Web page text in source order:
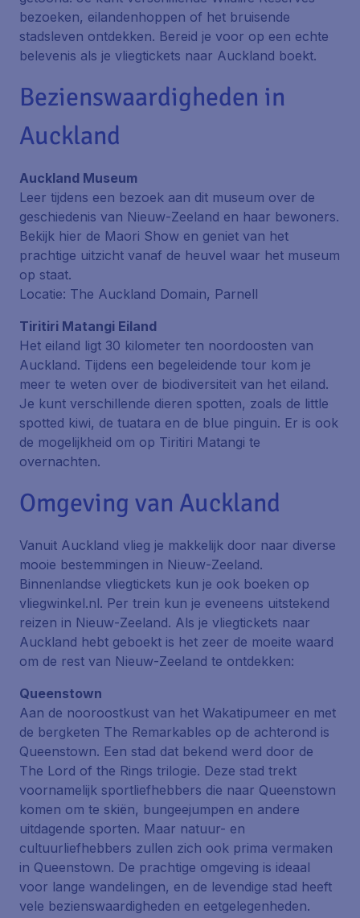
bezoeken, eilandenhoppen of het bruisende
stadsleven ontdekken. Bereid je voor op een echte
belevenis als je vliegtickets naar Auckland boekt.
Bezienswaardigheden in
Auckland
Auckland Museum
Leer tijdens een bezoek aan dit museum over de
geschiedenis van Nieuw-Zeeland en haar bewoners.
Bekijk hier de Maori Show en geniet van het
prachtige uitzicht vanaf de heuvel waar het museum
op staat.
Locatie: The Auckland Domain, Parnell
Tiritiri Matangi Eiland
Het eiland ligt 30 kilometer ten noordoosten van
Auckland. Tijdens een begeleidende tour kom je
meer te weten over de biodiversiteit van het eiland.
Je kunt verschillende dieren spotten, zoals de little
spotted kiwi, de tuatara en de blue pinguin. Er is ook
de mogelijkheid om op Tiritiri Matangi te
overnachten.
Omgeving van Auckland
Vanuit Auckland vlieg je makkelijk door naar diverse
mooie bestemmingen in Nieuw-Zeeland.
Binnenlandse vliegtickets kun je ook boeken op
vliegwinkel.nl. Per trein kun je eveneens uitstekend
reizen in Nieuw-Zeeland. Als je vliegtickets naar
Auckland hebt geboekt is het zeer de moeite waard
om de rest van Nieuw-Zeeland te ontdekken:
Queenstown
Aan de nooroostkust van het Wakatipumeer en met
de bergketen The Remarkables op de achterond is
Queenstown. Een stad dat bekend werd door de
The Lord of the Rings trilogie. Deze stad trekt
voornamelijk sportliefhebbers die naar Queenstown
komen om te skiën, bungeejumpen en andere
uitdagende sporten. Maar natuur- en
cultuurliefhebbers zullen zich ook prima vermaken
in Queenstown. De prachtige omgeving is ideaal
voor lange wandelingen, en de levendige stad heeft
vele bezienswaardigheden en eetgelegenheden.